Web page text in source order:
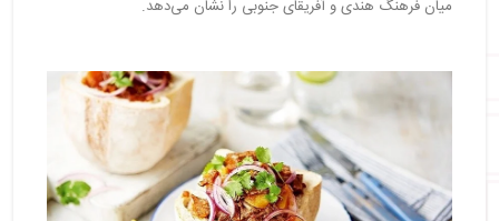
میان فرهنگ هندی و آفریقای جنوبی را نشان می‌دهد.